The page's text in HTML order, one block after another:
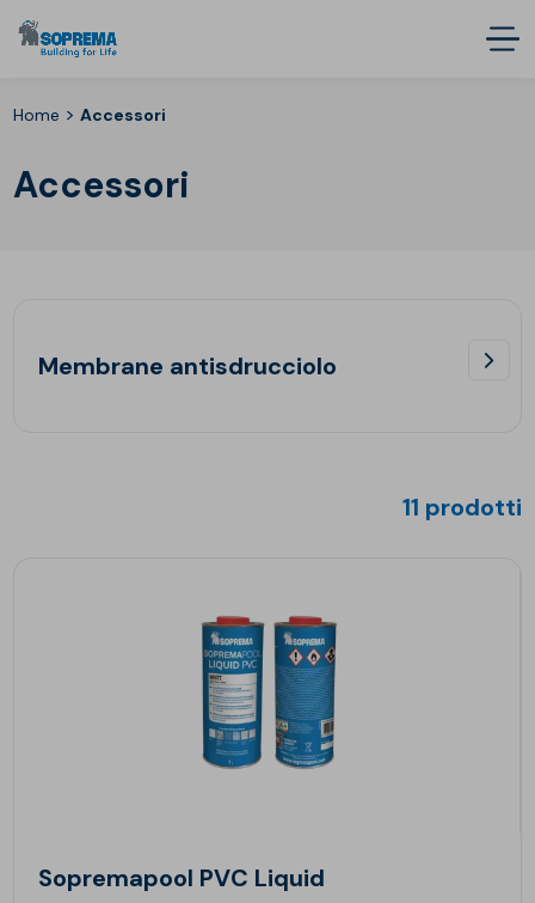
Home >Accessori
Accessori
Membrane antisdrucciolo
11 prodotti
Sopremapool PVC Liquid